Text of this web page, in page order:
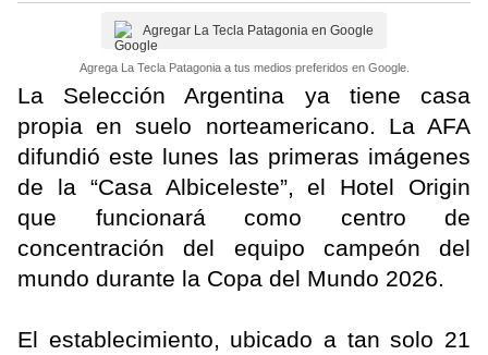
Agregar La Tecla Patagonia en Google
Agrega La Tecla Patagonia a tus medios preferidos en Google.
La Selección Argentina ya tiene casa
propia en suelo norteamericano. La AFA
difundió este lunes las primeras imágenes
de la “Casa Albiceleste”, el Hotel Origin
que funcionará como centro de
concentración del equipo campeón del
mundo durante la Copa del Mundo 2026.
El establecimiento, ubicado a tan solo 21